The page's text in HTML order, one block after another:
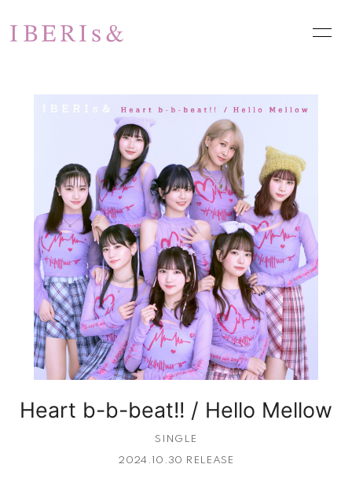
SCHEDULE PROFILE
DISCOGRAPHY
PHOTO お問い合わせ
Heart b-b-beat!! / Hello Mellow
SINGLE
2024.10.30 RELEASE